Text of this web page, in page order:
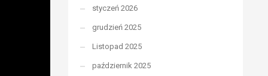
styczeń 2026
grudzień 2025
Listopad 2025
październik 2025